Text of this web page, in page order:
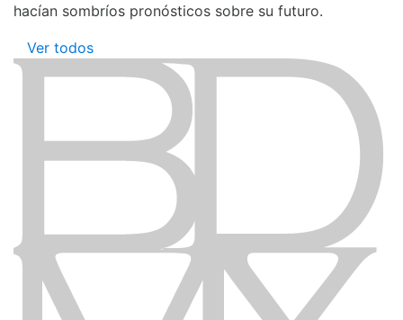
hacían sombríos pronósticos sobre su futuro.
Ver todos